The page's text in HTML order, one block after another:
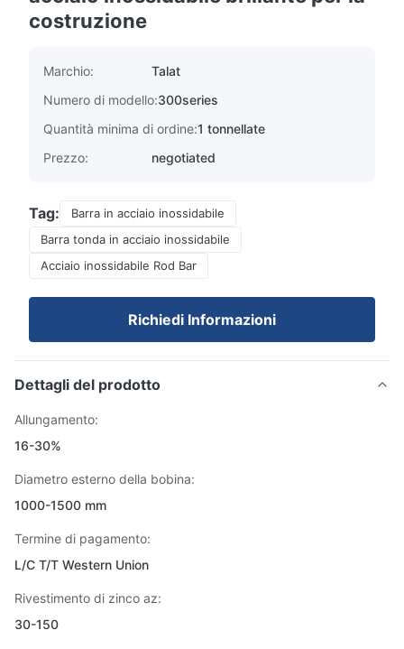
costruzione
Marchio:
Talat
Numero di modello:300series
Quantità minima di ordine:1 tonnellate
Prezzo:
negotiated
Tag:
Barra in acciaio inossidabile
Barra tonda in acciaio inossidabile
Acciaio inossidabile Rod Bar
Richiedi Informazioni
Dettagli del prodotto
Allungamento:
16-30%
Diametro esterno della bobina:
1000-1500 mm
Termine di pagamento:
L/C T/T Western Union
Rivestimento di zinco az:
30-150